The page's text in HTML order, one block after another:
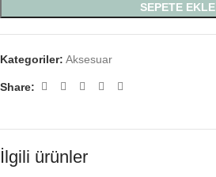
SEPETE EKLE
Kategoriler: Aksesuar
Share:
İlgili ürünler